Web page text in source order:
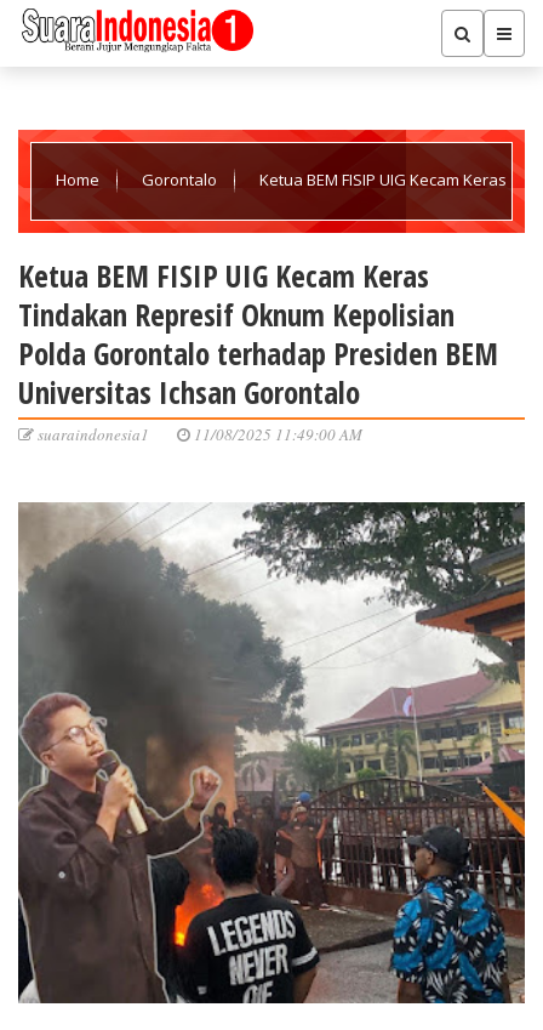
Home Gorontalo Ketua BEM FISIP UIG Kecam Keras
Presiden BEM Universitas Ichsan Gorontalo
Ketua BEM FISIP UIG Kecam Keras
Tindakan Represif Oknum Kepolisian
Polda Gorontalo terhadap Presiden BEM
Universitas Ichsan Gorontalo
suaraindonesia1 11/08/2025 11:49:00 AM